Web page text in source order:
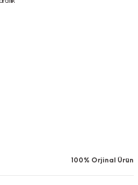
100% Orjinal Ürün